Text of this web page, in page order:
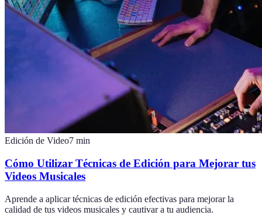
Edición de Video7 min
Cómo Utilizar Técnicas de Edición para Mejorar tus
Videos Musicales
Aprende a aplicar técnicas de edición efectivas para mejorar la
calidad de tus videos musicales y cautivar a tu audiencia.